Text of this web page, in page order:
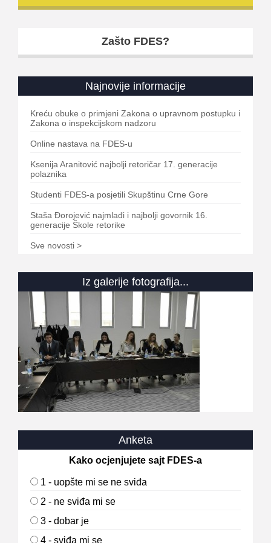
Zašto FDES?
Najnovije informacije
Kreću obuke o primjeni Zakona o upravnom postupku i
Zakona o inspekcijskom nadzoru
Online nastava na FDES-u
Ksenija Aranitović najbolji retoričar 17. generacije
polaznika
Studenti FDES-a posjetili Skupštinu Crne Gore
Staša Đorojević najmlađi i najbolji govornik 16.
generacije Škole retorike
Sve novosti >
Iz galerije fotografija...
Anketa
Kako ocjenjujete sajt FDES-a
1 - uopšte mi se ne sviđa
2 - ne sviđa mi se
3 - dobar je
4 - sviđa mi se